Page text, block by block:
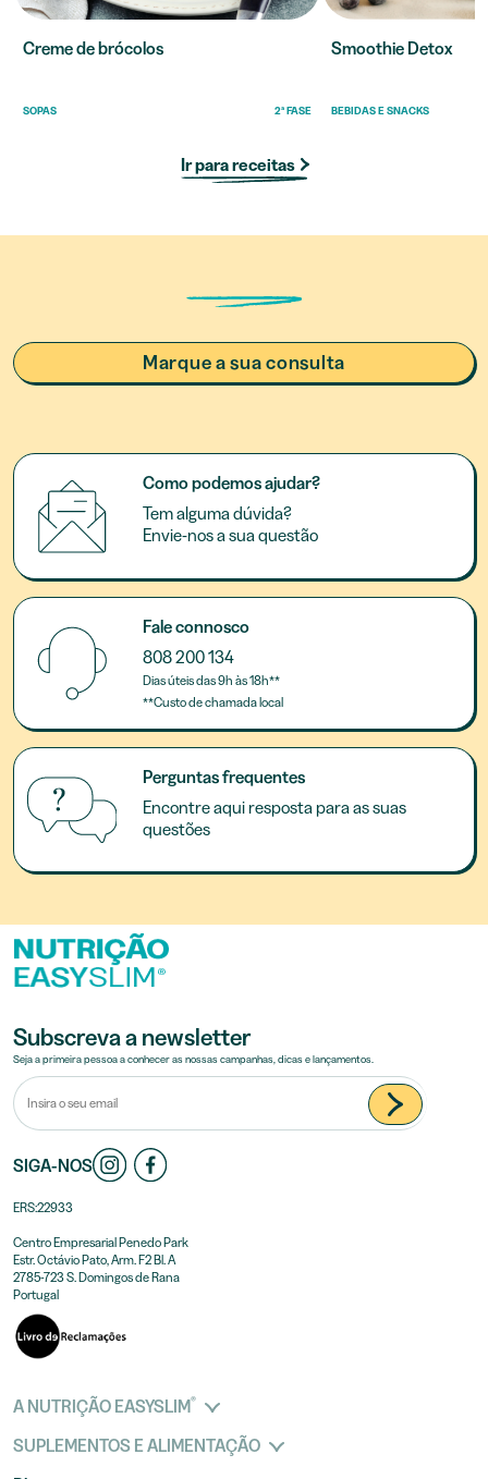
Creme de brócolos
SOPAS 2ª FASE
Smoothie Detox
BEBIDAS E SNACKS
Ir para receitas
Marque a sua consulta
Como podemos ajudar?
Tem alguma dúvida?
Envie-nos a sua questão
Fale connosco
808 200 134
Dias úteis das 9h às 18h**
**Custo de chamada local
Perguntas frequentes
Encontre aqui resposta para as suas
questões
Subscreva a newsletter
Seja a primeira pessoa a conhecer as nossas campanhas, dicas e lançamentos.
SIGA-NOS
ERS:22933
Centro Empresarial Penedo Park
Estr. Octávio Pato, Arm. F2 Bl. A
2785-723 S. Domingos de Rana
Portugal
A NUTRIÇÃO EASYSLIM®
SUPLEMENTOS E ALIMENTAÇÃO